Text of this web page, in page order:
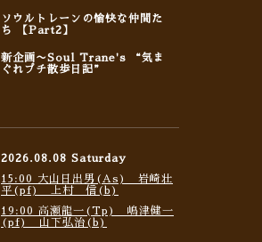
ソウルトレーンの愉快な仲間た
ち 【Part2】
新企画〜Soul Trane's “気ま
ぐれプチ散歩日記”
2026.08.08 Saturday
15:00 大山日出男(As) 岩崎壮
平(pf) 上村 信(b)
19:00 高瀬龍一(Tp) 嶋津健一
(pf) 山下弘治(b)